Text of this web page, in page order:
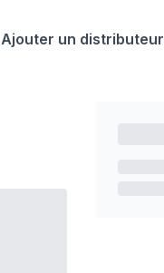
Ajouter un distributeur